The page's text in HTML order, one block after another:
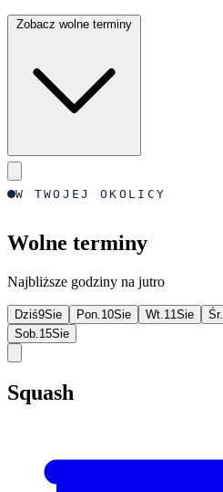
W TWOJEJ OKOLICY
Wolne terminy
Najbliższe godziny na jutro
Dziś9Sie Pon. 10Sie Wt. 11Sie Śr.
Sob. 15Sie
Squash